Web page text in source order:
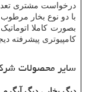
درخواست مشتری
با دو نوع بخار
بصورت کاملا
کامپیوتری پیشرفته
سایر محصولات